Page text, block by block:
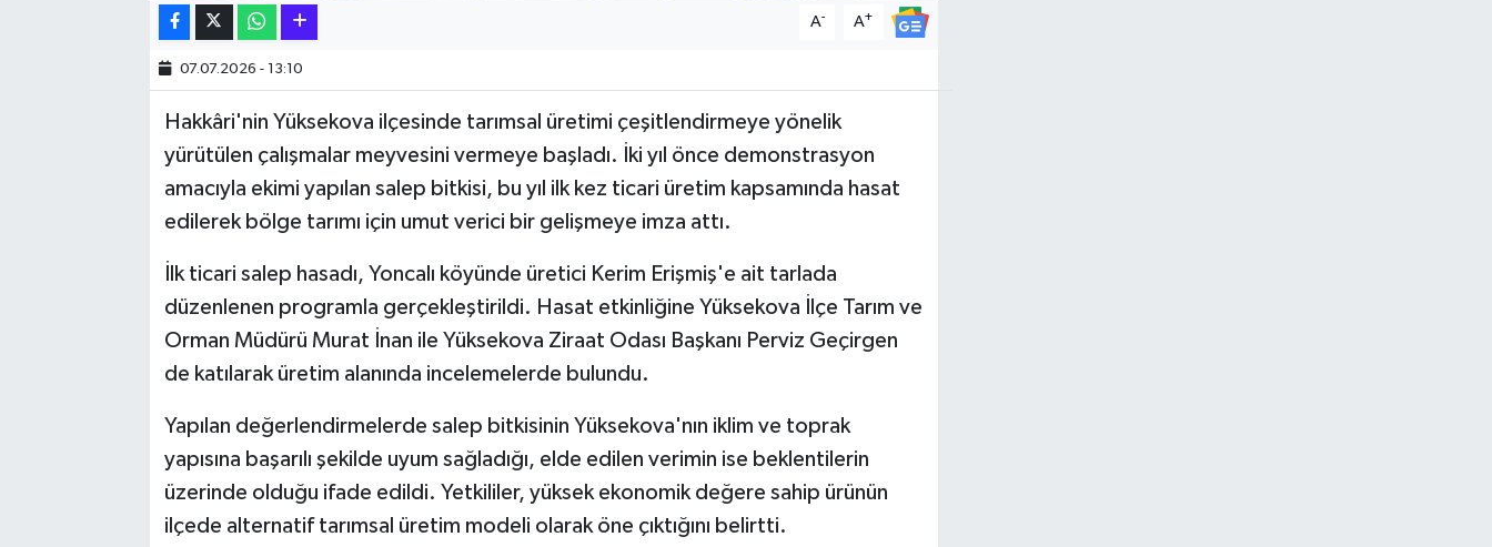
A- A+
07.07.2026 - 13:10
Hakkâri'nin Yüksekova ilçesinde tarımsal üretimi çeşitlendirmeye yönelik
yürütülen çalışmalar meyvesini vermeye başladı. İki yıl önce demonstrasyon
amacıyla ekimi yapılan salep bitkisi, bu yıl ilk kez ticari üretim kapsamında hasat
edilerek bölge tarımı için umut verici bir gelişmeye imza attı.
İlk ticari salep hasadı, Yoncalı köyünde üretici Kerim Erişmiş'e ait tarlada
düzenlenen programla gerçekleştirildi. Hasat etkinliğine Yüksekova İlçe Tarım ve
Orman Müdürü Murat İnan ile Yüksekova Ziraat Odası Başkanı Perviz Geçirgen
de katılarak üretim alanında incelemelerde bulundu.
Yapılan değerlendirmelerde salep bitkisinin Yüksekova'nın iklim ve toprak
yapısına başarılı şekilde uyum sağladığı, elde edilen verimin ise beklentilerin
üzerinde olduğu ifade edildi. Yetkililer, yüksek ekonomik değere sahip ürünün
ilçede alternatif tarımsal üretim modeli olarak öne çıktığını belirtti.